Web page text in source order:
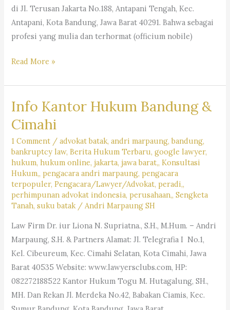
di Jl. Terusan Jakarta No.188, Antapani Tengah, Kec.
Antapani, Kota Bandung, Jawa Barat 40291. Bahwa sebagai
profesi yang mulia dan terhormat (officium nobile)
BIDANG
&
PEMBELAAN
ADVOKAT
DPC
PERADI
BANDUNG
Read More »
Info Kantor Hukum Bandung &
Cimahi
1 Comment /advokat batak,andri marpaung,bandung,
bankruptcy law,Berita Hukum Terbaru,google lawyer,
hukum,hukum online,jakarta,jawa barat,,Konsultasi
Hukum,,pengacara andri marpaung,pengacara
terpopuler,Pengacara/Lawyer/Advokat,peradi,,
perhimpunan advokat indonesia,perusahaan,,Sengketa
Tanah,suku batak/Andri Marpaung SH
Law Firm Dr. iur Liona N. Supriatna., S.H., M.Hum. – Andri
Marpaung, S.H. & Partners Alamat: Jl. Telegrafia I No.1,
Kel. Cibeureum, Kec. Cimahi Selatan, Kota Cimahi, Jawa
Barat 40535 Website: www.lawyersclubs.com, HP:
082272188522 Kantor Hukum Togu M. Hutagalung, SH.,
MH. Dan Rekan Jl. Merdeka No.42, Babakan Ciamis, Kec.